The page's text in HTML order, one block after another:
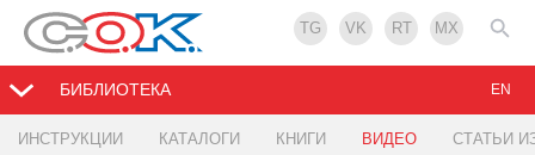
TG VK RT MX
БИБЛИОТЕКА
ИНСТРУКЦИИ КАТАЛОГИ КНИГИ ВИДЕО СТАТЬИ
EN